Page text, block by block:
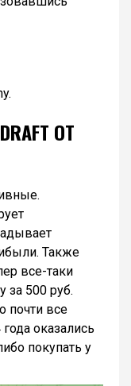
ОТ
Также
все-таки
за 500 руб.
почти все
оказались
покупать у